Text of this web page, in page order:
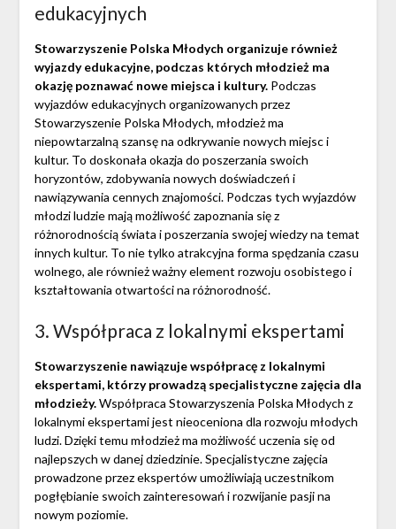
edukacyjnych
Stowarzyszenie Polska Młodych organizuje również
wyjazdy edukacyjne, podczas których młodzież ma
okazję poznawać nowe miejsca i kultury.Podczas
wyjazdów edukacyjnych organizowanych przez
Stowarzyszenie Polska Młodych, młodzież ma
niepowtarzalną szansę na odkrywanie nowych miejsc i
kultur. To doskonała okazja do poszerzania swoich
horyzontów, zdobywania nowych doświadczeń i
nawiązywania cennych znajomości. Podczas tych wyjazdów
młodzi ludzie mają możliwość zapoznania się z
różnorodnością świata i poszerzania swojej wiedzy na temat
innych kultur. To nie tylko atrakcyjna forma spędzania czasu
wolnego, ale również ważny element rozwoju osobistego i
kształtowania otwartości na różnorodność.
3. Współpraca z lokalnymi ekspertami
Stowarzyszenie nawiązuje współpracę z lokalnymi
ekspertami, którzy prowadzą specjalistyczne zajęcia dla
młodzieży.Współpraca Stowarzyszenia Polska Młodych z
lokalnymi ekspertami jest nieoceniona dla rozwoju młodych
ludzi. Dzięki temu młodzież ma możliwość uczenia się od
najlepszych w danej dziedzinie. Specjalistyczne zajęcia
prowadzone przez ekspertów umożliwiają uczestnikom
pogłębianie swoich zainteresowań i rozwijanie pasji na
nowym poziomie.